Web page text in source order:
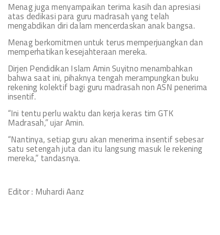
Menag juga menyampaikan terima kasih dan apresiasi
atas dedikasi para guru madrasah yang telah
mengabdikan diri dalam mencerdaskan anak bangsa.
Menag berkomitmen untuk terus memperjuangkan dan
memperhatikan kesejahteraan mereka.
Dirjen Pendidikan Islam Amin Suyitno menambahkan
bahwa saat ini, pihaknya tengah merampungkan buku
rekening kolektif bagi guru madrasah non ASN penerima
insentif.
“Ini tentu perlu waktu dan kerja keras tim GTK
Madrasah,” ujar Amin.
“Nantinya, setiap guru akan menerima insentif sebesar
satu setengah juta dan itu langsung masuk le rekening
mereka,” tandasnya.
Editor : Muhardi Aanz